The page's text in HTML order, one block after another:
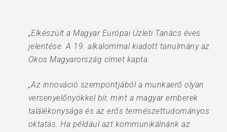
„Elkészült a Magyar Európai Üzleti Tanács éves
jelentése. A 19. alkalommal kiadott tanulmány az
Okos Magyarország címet kapta.
„Az innováció szempontjából a munkaerő olyan
versenyelőnyökkel bír, mint a magyar emberek
találékonysága és az erős természettudományos
oktatás. Ha például azt kommunikálnánk az